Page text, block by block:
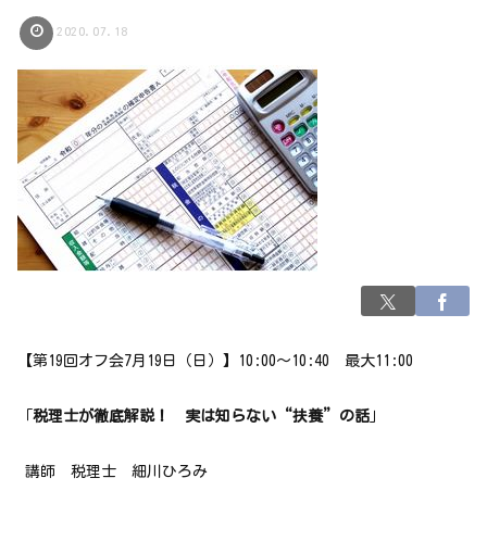
2020.07.18
【第19回オフ会7月19日（日）】10:00～10:40 最大11:00
税理士が徹底解説！ 実は知らない“扶養”の話 」
講師 税理士 細川ひろみ